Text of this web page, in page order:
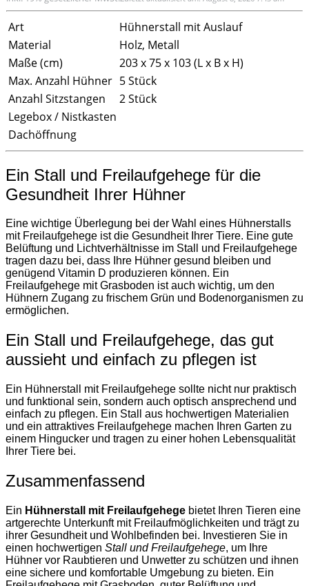
Art
Hühnerstall mit Auslauf
Material
Holz, Metall
Maße (cm)
203 x 75 x 103 (L x B x H)
Max. Anzahl Hühner 5 Stück
Anzahl Sitzstangen
2 Stück
Legebox / Nistkasten
Dachöffnung
Ein Stall und Freilaufgehege für die
Gesundheit Ihrer Hühner
Eine wichtige Überlegung bei der Wahl eines Hühnerstalls
mit Freilaufgehege ist die Gesundheit Ihrer Tiere. Eine gute
Belüftung und Lichtverhältnisse im Stall und Freilaufgehege
tragen dazu bei, dass Ihre Hühner gesund bleiben und
genügend Vitamin D produzieren können. Ein
Freilaufgehege mit Grasboden ist auch wichtig, um den
Hühnern Zugang zu frischem Grün und Bodenorganismen zu
ermöglichen.
Ein Stall und Freilaufgehege, das gut
aussieht und einfach zu pflegen ist
Ein Hühnerstall mit Freilaufgehege sollte nicht nur praktisch
und funktional sein, sondern auch optisch ansprechend und
einfach zu pflegen. Ein Stall aus hochwertigen Materialien
und ein attraktives Freilaufgehege machen Ihren Garten zu
einem Hingucker und tragen zu einer hohen Lebensqualität
Ihrer Tiere bei.
Zusammenfassend
Ein Hühnerstall mit Freilaufgehege bietet Ihren Tieren eine
artgerechte Unterkunft mit Freilaufmöglichkeiten und trägt zu
ihrer Gesundheit und Wohlbefinden bei. Investieren Sie in
einen hochwertigen Stall und Freilaufgehege, um Ihre
Hühner vor Raubtieren und Unwetter zu schützen und ihnen
eine sichere und komfortable Umgebung zu bieten. Ein